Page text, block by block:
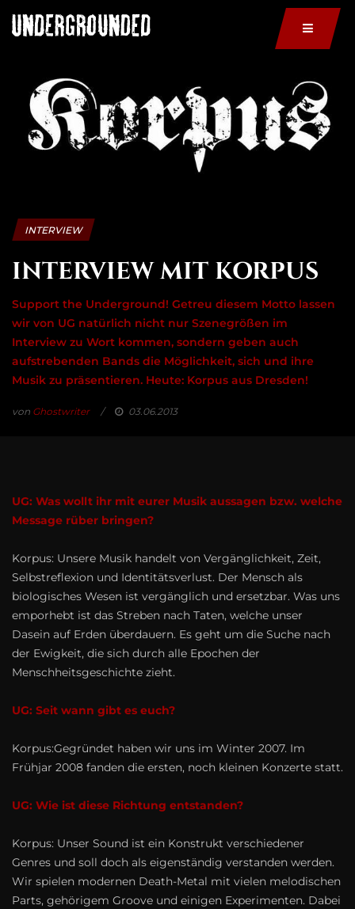
INTERVIEW
INTERVIEW MIT KORPUS
Support the Underground! Getreu diesem Motto lassen
wir von UG natürlich nicht nur Szenegrößen im
Interview zu Wort kommen, sondern geben auch
aufstrebenden Bands die Möglichkeit, sich und ihre
Musik zu präsentieren. Heute: Korpus aus Dresden!
von Ghostwriter 03.06.2013
UG: Was wollt ihr mit eurer Musik aussagen bzw. welche
Message rüber bringen?
Korpus: Unsere Musik handelt von Vergänglichkeit, Zeit,
Selbstreflexion und Identitätsverlust. Der Mensch als
biologisches Wesen ist vergänglich und ersetzbar. Was uns
emporhebt ist das Streben nach Taten, welche unser
Dasein auf Erden überdauern. Es geht um die Suche nach
der Ewigkeit, die sich durch alle Epochen der
Menschheitsgeschichte zieht.
UG: Seit wann gibt es euch?
Korpus:Gegründet haben wir uns im Winter 2007. Im
Frühjar 2008 fanden die ersten, noch kleinen Konzerte statt.
UG: Wie ist diese Richtung entstanden?
Korpus: Unser Sound ist ein Konstrukt verschiedener
Genres und soll doch als eigenständig verstanden werden.
Wir spielen modernen Death-Metal mit vielen melodischen
Parts, gehörigem Groove und einigen Experimenten. Dabei